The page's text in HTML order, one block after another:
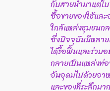
กับสายน้ำมาแต่โ
ซื้อขายของใช้แล
ใกล้แหล่งชุมชนก
ซึ่งปัจจุบันมีหลาย
ได้รื้อฟื้นและร่วม
กลายเป็นแหล่งท่
อันอุดมไปด้วยอา
และของที่ระลึกม